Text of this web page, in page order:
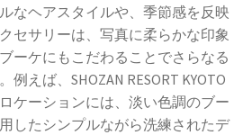
なヘアスタイルや、季節感を反映
セサリーは、写真に柔らかな印象
ーケにもこだわることでさらなる
えば、SHOZAN RESORT KYOTO
ケーションには、淡い色調のブー
したシンプルながら洗練されたデ